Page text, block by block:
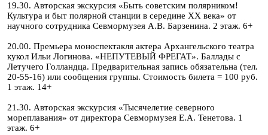
19.30. Авторская экскурсия «Быть советским полярником!
Культура и быт полярной станции в середине XX века» от
научного сотрудника Севмормузея А.В. Барзенина. 2 этаж. 6+
20.00. Премьера моноспектакля актера Архангельского театра
кукол Ильи Логинова. «НЕПУТЕВЫЙ ФРЕГАТ». Баллады с
Летучего Голландца. Предварительная запись обязательна (тел.
20-55-16) или сообщения группы. Стоимость билета = 100 руб.
1 этаж. 14+
21.30. Авторская экскурсия «Тысячелетие северного
мореплавания» от директора Севмормузея Е.А. Тенетова. 1
этаж. 6+